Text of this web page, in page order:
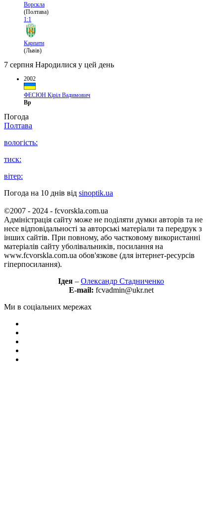
Ворскла
(Полтава)
1:1
Карпати
(Львів)
7 серпня Народилися у цей день
2002
ФЕСЮН Кіріл Вадимович
Вр
Погода
Полтава
вологість:
тиск:
вітер:
Погода на 10 днів від sinoptik.ua
©2007 - 2024 - fcvorskla.com.ua
Адміністрація сайту може не поділяти думки авторів та не
несе відповідальності за авторські матеріали та передрук з
інших сайтів. При повному, або частковому використанні
матеріалів сайту уболівальників, посилання на
www.fcvorskla.com.ua обов'язкове (для інтернет-ресурсів
гіперпосилання).
Ідея – Олександр Стадниченко
E-mail: fcvadmin@ukr.net
Ми в соціальних мережах